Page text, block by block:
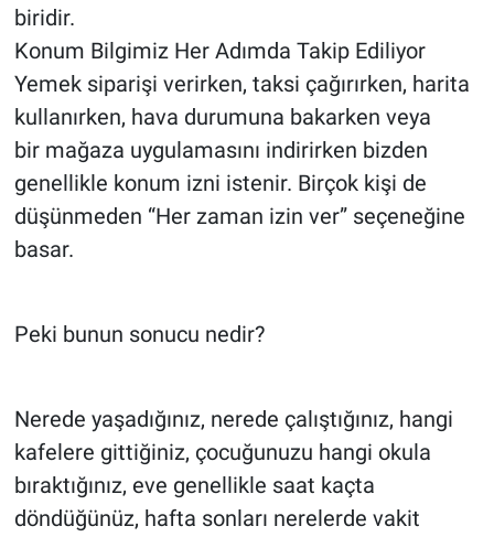
biridir.
Konum Bilgimiz Her Adımda Takip Ediliyor
Yemek siparişi verirken, taksi çağırırken, harita
kullanırken, hava durumuna bakarken veya
bir mağaza uygulamasını indirirken bizden
genellikle konum izni istenir. Birçok kişi de
düşünmeden “Her zaman izin ver” seçeneğine
basar.
Peki bunun sonucu nedir?
Nerede yaşadığınız, nerede çalıştığınız, hangi
kafelere gittiğiniz, çocuğunuzu hangi okula
bıraktığınız, eve genellikle saat kaçta
döndüğünüz, hafta sonları nerelerde vakit